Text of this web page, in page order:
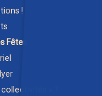
!
Fêtes
» ?